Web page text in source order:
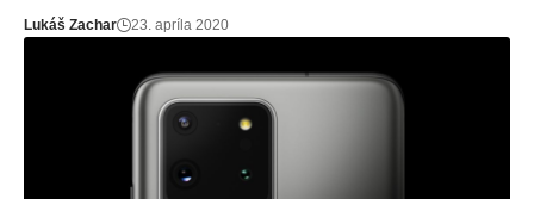
Lukáš Zachar 23. apríla 2020